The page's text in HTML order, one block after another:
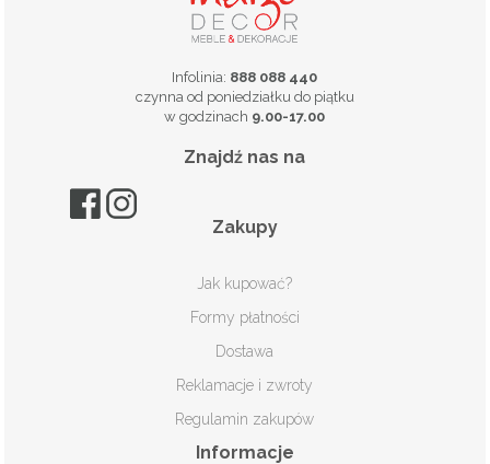
Infolinia: 888 088 440
czynna od poniedziałku do piątku
w godzinach 9.00-17.00
Znajdź nas na
Zakupy
Jak kupować?
Formy płatności
Dostawa
Reklamacje i zwroty
Regulamin zakupów
Informacje